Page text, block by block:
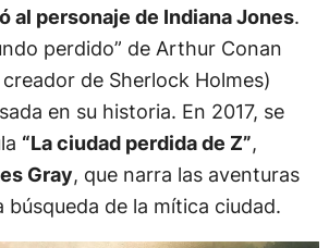
al personaje de Indiana Jones.
perdido” de Arthur Conan
de Sherlock Holmes)
en su historia. En 2017, se
“La ciudad perdida de Z”,
Gray, que narra las aventuras
búsqueda de la mítica ciudad.